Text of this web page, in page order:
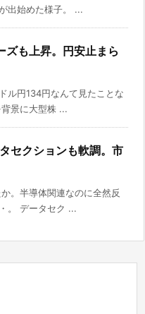
出始めた様子。 ...
ズも上昇。円安止まら
ル円134円なんて見たことな
景に大型株 ...
セクションも軟調。市
。半導体関連なのに全然反
。 データセク ...